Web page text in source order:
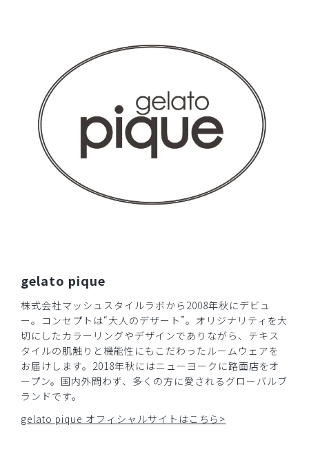
襟なしのナース服を探していて、とても可愛いのをみつけて
購入しました。
着心地も良く、気に入っています。
商品：
633ジェラート ピケ&クラシコ 白衣:フォーライ
ンスリーブワンピース/ピンク/L
役に立った
​1 ​2
gelato pique
株式会社マッシュスタイルラボから2008年秋にデビュ
ー。コンセプトは“大人のデザート”。オリジナリティを大
切にしたカラーリングやデザインでありながら、テキス
タイルの肌触りと機能性にもこだわったルームウェアを
お届けします。2018年秋にはニューヨークに路面店をオ
ープン。国内外問わず、多くの方に愛されるグローバルブ
ランドです。
gelato pique オフィシャルサイトはこちら>